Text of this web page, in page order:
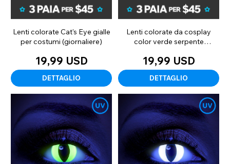
Lenti colorate Cat's Eye gialle
per costumi (giornaliere)
19,99 USD
DETTAGLIO
Lenti colorate da cosplay
color verde serpente
19,99 USD
DETTAGLIO